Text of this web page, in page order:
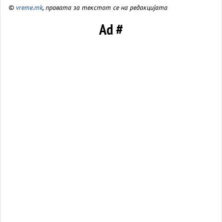
© vreme.mk, правата за текстот се на редакцијата
Ad #